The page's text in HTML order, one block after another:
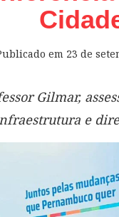
em 23 de
Gilmar,
e